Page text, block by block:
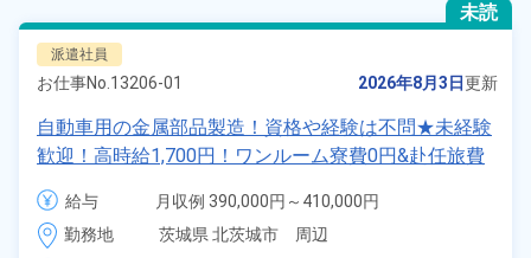
アルバイト・パート
正社員 ※無期雇用派遣
期間従業員
こだわり 選択してください
未読
派遣社員
お仕事No. 13206-01 2026年8月3日更新
自動車用の金属部品製造！資格や経験は不問★未経験
歓迎！高時給1,700円！ワンルーム寮費0円&赴任旅費
会社負担！正社員登用のチャンスあり！1食130円～
格安食堂あり！マイカー通勤OK《茨城県茨城市》
給与
月収例 390,000円～410,000円
時給 1,700円～1,700円
勤務地
茨城県 北茨城市　周辺